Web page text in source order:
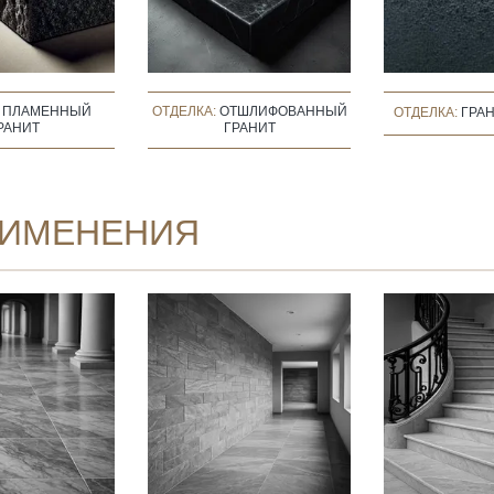
ПЛАМЕННЫЙ
ОТДЕЛКА: ОТШЛИФОВАННЫЙ
ГРАНИТ
ОТДЕЛКА: